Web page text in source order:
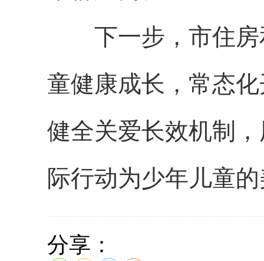
下一步，市住房
童健康成长，常态
健全关爱长效机制
际行动为少年儿童
分享：